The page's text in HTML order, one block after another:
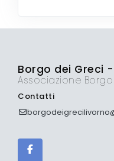
Borgo dei Greci
Associazione
Contatti